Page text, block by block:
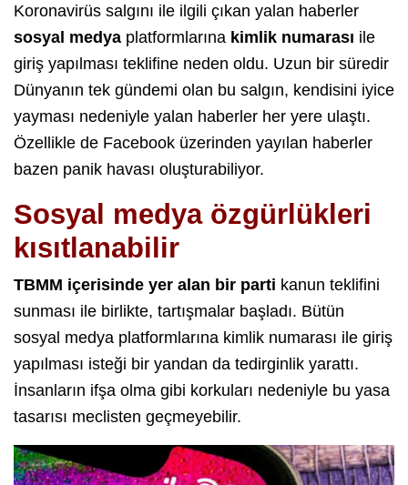
Koronavirüs salgını ile ilgili çıkan yalan haberler
sosyal medya platformlarına kimlik numarası ile
giriş yapılması teklifine neden oldu. Uzun bir süredir
Dünyanın tek gündemi olan bu salgın, kendisini iyice
yayması nedeniyle yalan haberler her yere ulaştı.
Özellikle de Facebook üzerinden yayılan haberler
bazen panik havası oluşturabiliyor.
Sosyal medya özgürlükleri
kısıtlanabilir
TBMM içerisinde yer alan bir parti kanun teklifini
sunması ile birlikte, tartışmalar başladı. Bütün
sosyal medya platformlarına kimlik numarası ile giriş
yapılması isteği bir yandan da tedirginlik yarattı.
İnsanların ifşa olma gibi korkuları nedeniyle bu yasa
tasarısı meclisten geçmeyebilir.